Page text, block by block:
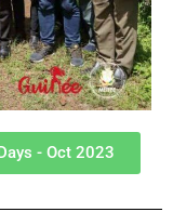
- Oct 2023